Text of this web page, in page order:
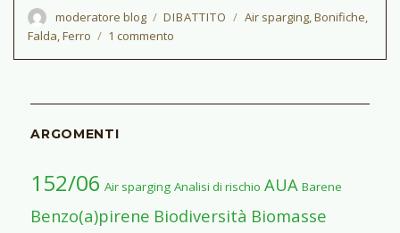
Autore
moderatore blog CATEGORIE
DIBATTITO Tag
Air sparging,Bonifiche,
Falda,Ferro 1 commento
ARGOMENTI
152/06 Air sparging Analisi di rischio AUA Barene
Benzo(a)pirene Biodiversità Biomasse